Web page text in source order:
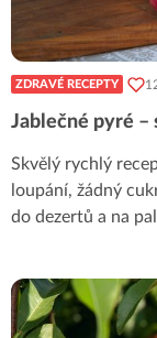
ZDRAVÉ RECEPTY
Jablečné pyré
Skvělý rychlý
loupání, žádný
do dezertů a na